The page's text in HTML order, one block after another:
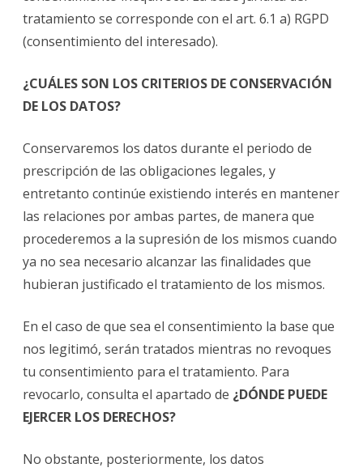
tratamiento se corresponde con el art. 6.1 a) RGPD
(consentimiento del interesado).
¿CUÁLES SON LOS CRITERIOS DE CONSERVACIÓN
DE LOS DATOS?
Conservaremos los datos durante el periodo de
prescripción de las obligaciones legales, y
entretanto continúe existiendo interés en mantener
las relaciones por ambas partes, de manera que
procederemos a la supresión de los mismos cuando
ya no sea necesario alcanzar las finalidades que
hubieran justificado el tratamiento de los mismos.
En el caso de que sea el consentimiento la base que
nos legitimó, serán tratados mientras no revoques
tu consentimiento para el tratamiento. Para
revocarlo, consulta el apartado de ¿DÓNDE PUEDE
EJERCER LOS DERECHOS?
No obstante, posteriormente, los datos